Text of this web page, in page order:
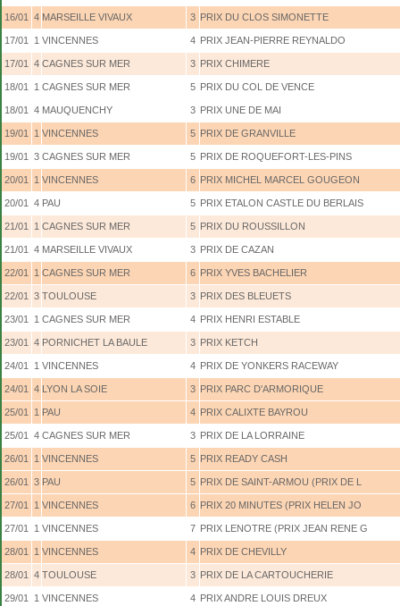
16/01 4 MARSEILLE VIVAUX 3 PRIX DU CLOS SIMONETTE
17/01 1 VINCENNES 4 PRIX JEAN-PIERRE REYNALDO
17/01 4 CAGNES SUR MER 3 PRIX CHIMERE
18/01 1 CAGNES SUR MER 5 PRIX DU COL DE VENCE
18/01 4 MAUQUENCHY 3 PRIX UNE DE MAI
19/01 1 VINCENNES 5 PRIX DE GRANVILLE
19/01 3 CAGNES SUR MER 5 PRIX DE ROQUEFORT-LES-PINS
20/01 1 VINCENNES 6 PRIX MICHEL MARCEL GOUGEON
20/01 4 PAU 5 PRIX ETALON CASTLE DU BERLAIS
21/01 1 CAGNES SUR MER 5 PRIX DU ROUSSILLON
21/01 4 MARSEILLE VIVAUX 3 PRIX DE CAZAN
22/01 1 CAGNES SUR MER 6 PRIX YVES BACHELIER
22/01 3 TOULOUSE 3 PRIX DES BLEUETS
23/01 1 CAGNES SUR MER 4 PRIX HENRI ESTABLE
23/01 4 PORNICHET LA BAULE 3 PRIX KETCH
24/01 1 VINCENNES 4 PRIX DE YONKERS RACEWAY
24/01 4 LYON LA SOIE 3 PRIX PARC D'ARMORIQUE
25/01 1 PAU 4 PRIX CALIXTE BAYROU
25/01 4 CAGNES SUR MER 3 PRIX DE LA LORRAINE
26/01 1 VINCENNES 5 PRIX READY CASH
26/01 3 PAU 5 PRIX DE SAINT-ARMOU (PRIX DE L
27/01 1 VINCENNES 6 PRIX 20 MINUTES (PRIX HELEN JO
27/01 1 VINCENNES 7 PRIX LENOTRE (PRIX JEAN RENE G
28/01 1 VINCENNES 4 PRIX DE CHEVILLY
28/01 4 TOULOUSE 3 PRIX DE LA CARTOUCHERIE
29/01 1 VINCENNES 4 PRIX ANDRE LOUIS DREUX